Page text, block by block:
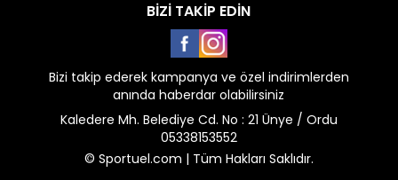
BİZİ TAKİP EDİN
FacebookInstagram
Bizi takip ederek kampanya ve özel indirimlerden
anında haberdar olabilirsiniz
Kaledere Mh. Belediye Cd. No : 21 Ünye / Ordu
05338153552
© Sportuel.com | Tüm Hakları Saklıdır.